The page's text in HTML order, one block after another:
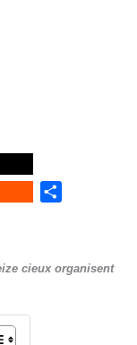
e
cieux organisent